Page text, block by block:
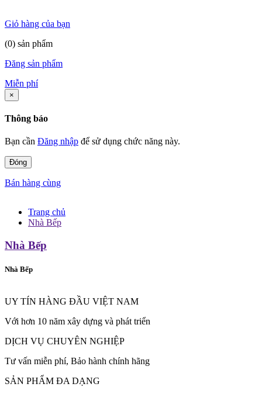
Giỏ hàng của bạn
(0) sản phẩm
Đăng sản phẩm
Miễn phí
×
Thông báo
Bạn cần Đăng nhập để sử dụng chức năng này.
Đóng
Bán hàng cùng
Trang chủ
Nhà Bếp
Nhà Bếp
Nhà Bếp
UY TÍN HÀNG ĐẦU VIỆT NAM
Với hơn 10 năm xây dựng và phát triển
DỊCH VỤ CHUYÊN NGHIỆP
Tư vấn miễn phí, Bảo hành chính hãng
SẢN PHẨM ĐA DẠNG